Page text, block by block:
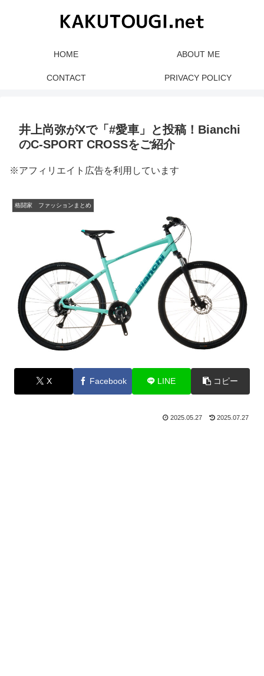
HOME ABOUT ME
CONTACT PRIVACY POLICY
井上尚弥がXで「#愛車」と投稿！Bianchi
のC-SPORT CROSSをご紹介
※アフィリエイト広告を利用しています
格闘家 ファッションまとめ
X Facebook LINE コピー
2025.05.27 2025.07.27